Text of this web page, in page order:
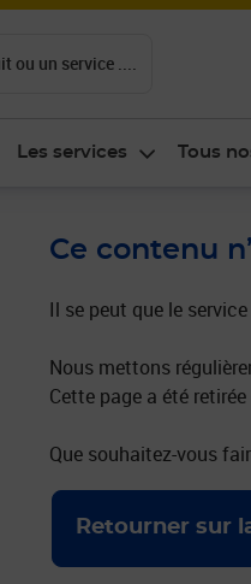
ou un service ....
Les services Tous
Ce contenu
Il se peut que le
Nous mettons
Cette page a été
Que souhaitez-vous
Retourner sur